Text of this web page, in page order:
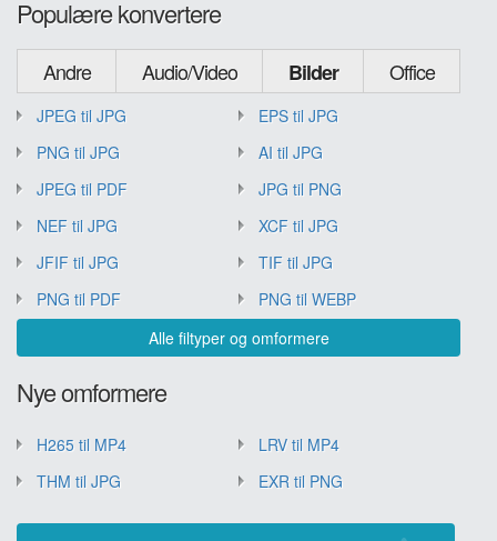
Populære konvertere
Andre Audio/Video Bilder Office
JPEG til JPG
EPS til JPG
PNG til JPG
AI til JPG
JPEG til PDF
JPG til PNG
NEF til JPG
XCF til JPG
JFIF til JPG
TIF til JPG
PNG til PDF
PNG til WEBP
Alle filtyper og omformere
Nye omformere
H265 til MP4
LRV til MP4
THM til JPG
EXR til PNG